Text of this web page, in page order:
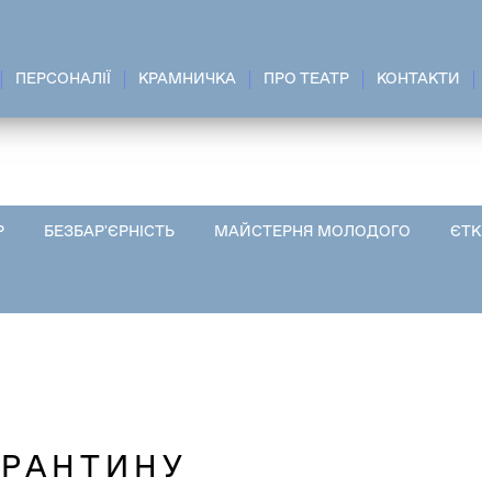
ПЕРСОНАЛІЇ КРАМНИЧКА ПРО ТЕАТР КОНТАКТИ
БЕЗБАР'ЄРНІСТЬ МАЙСТЕРНЯ МОЛОДОГО ЄТК